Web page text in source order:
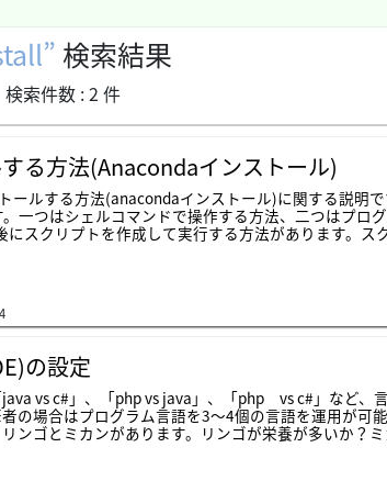
検索結果
検索件数 :2 件
る方法(Anacondaインストール)
ールする方法(anacondaインストール)に関する説明
一つはシェルコマンドで操作する方法、二つはプロ
スクリプトを作成して実行する方法があります。ス
のコマンドで実行することではなくプロシージャ(作
ェルコマンドと半分ずつ混ぜているプログラム言語だ
javascript,phpがあります。phpとはスクリプト言語で
アント側でよく使うプログラム言語です。
イズやライブラリの量を考えてもnode.jsより何倍に
のでpythonを選択して運用するほうがいいではない
を直接にホームページに接続してダウンロードし
ホームページで直接にダウンロードしてイン
ストールしなければならないです。でもよく使うラ
anacondaです。anacondaをインストールするほうが
バージョンは3.xバージョンと2.xバージョンがあり
の設定
vs c#」、「php vs java」、「php vs c#」など、言
の場合はプログラム言語を3～4個の言語を運用が可
ンゴとミカンがあります。リンゴが栄養が多いか？
ますね。プログラム言語も同じです。これから紹介す
るプログラム言語です。それで意味がない比較を少